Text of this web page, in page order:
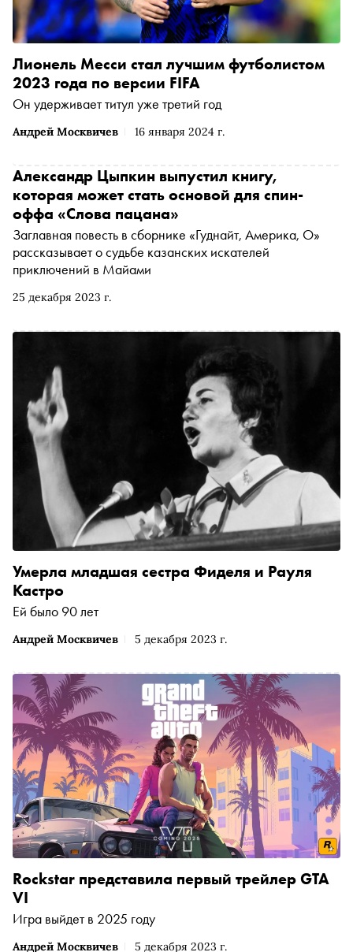
Андрей Москвичев 16 января 2024 г.
Лионель Месси стал лучшим футболистом
2023 года по версии FIFA
Он удерживает титул уже третий год
25 декабря 2023 г.
Александр Цыпкин выпустил книгу,
которая может стать основой для спин-
оффа «Слова пацана»
Заглавная повесть в сборнике «Гуднайт, Америка, О»
рассказывает о судьбе казанских искателей
приключений в Майами
Андрей Москвичев 5 декабря 2023 г.
Умерла младшая сестра Фиделя и Рауля
Кастро
Ей было 90 лет
Андрей Москвичев 5 декабря 2023 г.
Rockstar представила первый трейлер GTA
VI
Игра выйдет в 2025 году